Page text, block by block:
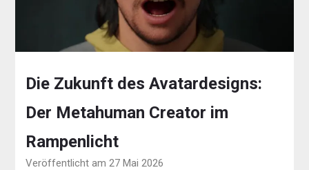
Die Zukunft des Avatardesigns:
Der Metahuman Creator im
Rampenlicht
Veröffentlicht am 27 Mai 2026